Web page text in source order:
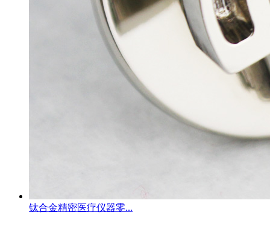
钛合金精密医疗仪器零...